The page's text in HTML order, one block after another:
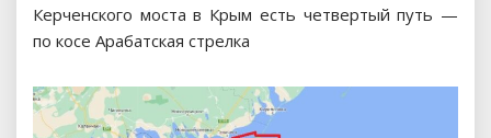
Керченского моста в Крым есть четвертый путь —
по косе Арабатская стрелка